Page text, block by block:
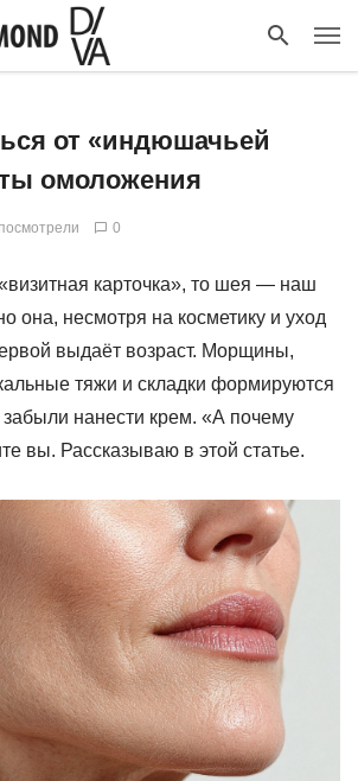
от «индюшачьей
омоложения
0
карточка», то шея — наш
она, несмотря на косметику и уход
выдаёт возраст. Морщины,
тяжи и складки формируются
забыли нанести крем. «А почему
вы. Рассказываю в этой статье.